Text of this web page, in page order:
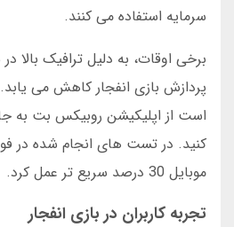
سرمایه استفاده می کنند.
برخی اوقات، به دلیل ترافیک بالا
پردازش بازی انفجار کاهش می
است از اپلیکیشن روبیکس بت به
موبایل 30 درصد سریع تر عمل کرد.
تجربه کاربران در بازی انفجار